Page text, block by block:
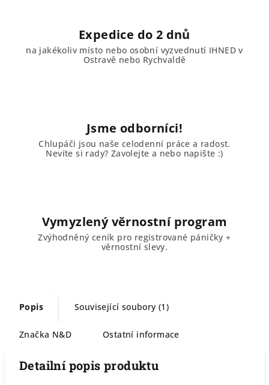
Expedice do 2 dnů
na jakékoliv místo nebo osobní vyzvednutí IHNED v
Ostravě nebo Rychvaldě
Jsme odborníci!
Chlupáči jsou naše celodenní práce a radost.
Nevíte si rady? Zavolejte a nebo napište :)
Vymyzlený věrnostní program
Zvýhodněný ceník pro registrované páničky +
věrnostní slevy.
Popis Související soubory (1)
Značka N&D Ostatní informace
Detailní popis produktu